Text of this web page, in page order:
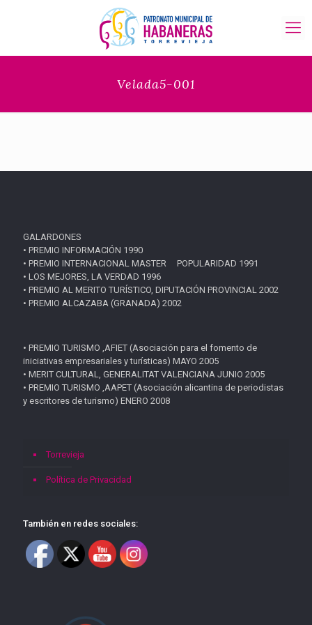
Velada5-001
GALARDONES
• PREMIO INFORMACIÓN 1990
• PREMIO INTERNACIONAL MASTER POPULARIDAD 1991
• LOS MEJORES, LA VERDAD 1996
• PREMIO AL MERITO TURÍSTICO, DIPUTACIÓN PROVINCIAL 2002
• PREMIO ALCAZABA (GRANADA) 2002
• PREMIO TURISMO ,AFIET (Asociación para el fomento de
iniciativas empresariales y turísticas) MAYO 2005
• MERIT CULTURAL, GENERALITAT VALENCIANA JUNIO 2005
• PREMIO TURISMO ,AAPET (Asociación alicantina de periodistas
y escritores de turismo) ENERO 2008
Torrevieja
Política de Privacidad
También en redes sociales: